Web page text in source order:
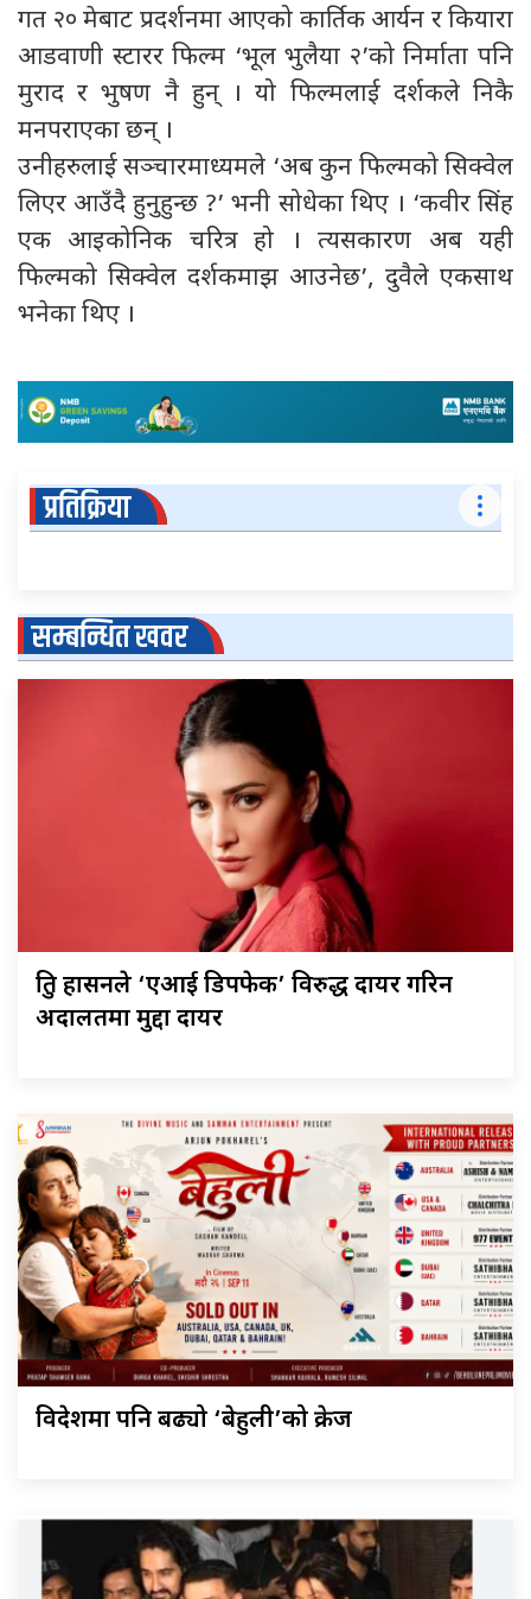
गत २० मेबाट प्रदर्शनमा आएको कार्तिक आर्यन र कियारा
आडवाणी स्टारर फिल्म ‘भूल भुलैया २’को निर्माता पनि
मुराद र भुषण नै हुन् । यो फिल्मलाई दर्शकले निकै
मनपराएका छन् ।
उनीहरुलाई सञ्चारमाध्यमले ‘अब कुन फिल्मको सिक्वेल
लिएर आउँदै हुनुहुन्छ ?’ भनी सोधेका थिए । ‘कवीर सिंह
एक आइकोनिक चरित्र हो । त्यसकारण अब यही
फिल्मको सिक्वेल दर्शकमाझ आउनेछ’, दुवैले एकसाथ
भनेका थिए ।
प्रतिक्रिया
सम्बन्धित खवर
श्रुति हासनले ‘एआई डिपफेक’ विरुद्ध दायर गरिन
अदालतमा मुद्दा दायर
विदेशमा पनि बढ्यो ‘बेहुली’को क्रेज